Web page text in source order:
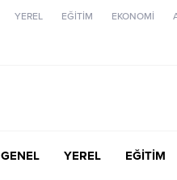
YEREL EĞİTİM EKONOMİ
GENEL YEREL EĞİTİM